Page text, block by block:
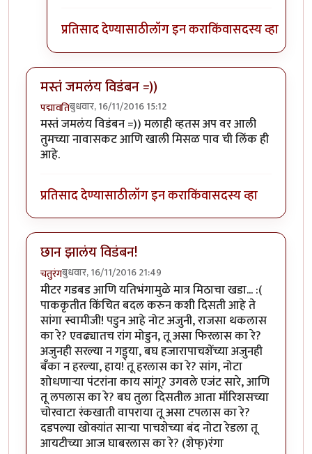
प्रतिसाद देण्यासाठीलॉग इन कराकिंवासदस्य व्हा
मस्तं जमलंय विडंबन =))
पद्मावतिबुधवार, 16/11/2016 15:12
मस्तं जमलंय विडंबन =)) मलाही व्हतस अप वर आली
तुमच्या नावासकट आणि खाली मिसळ पाव ची लिंक ही
आहे.
प्रतिसाद देण्यासाठीलॉग इन कराकिंवासदस्य व्हा
छान झालंय विडंबन!
चतुरंगबुधवार, 16/11/2016 21:49
मीटर गडबड आणि यतिभंगामुळे मात्र मिठाचा खडा... :(
पाककृतीत किंचित बदल करुन कशी दिसती आहे ते
सांगा स्वामीजी! पडुन आहे नोट अजुनी, राजसा थकलास
का रे? एवढ्यातच रांग मोडुन, तू असा फिरलास का रे?
अजुनही सरल्या न गड्ड्या, बघ हजारापाचशेंच्या अजुनही
बँका न हरल्या, हाय! तू हरलास का रे? सांग, नोटा
शोधणाऱ्या पंटरांना काय सांगू? उगवले एजंट सारे, आणि
तू लपलास का रे? बघ तुला दिसतील आता मॉरिशसच्या
चोरवाटा रंकखाती वापराया तू असा टपलास का रे?
दडपल्या खोक्यांत साऱ्या पाचशेच्या बंद नोटा रेडला तू
आयटीच्या आज घाबरलास का रे? (शेफ्)रंगा